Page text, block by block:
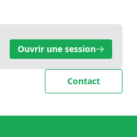
Ouvrir une session
Contact